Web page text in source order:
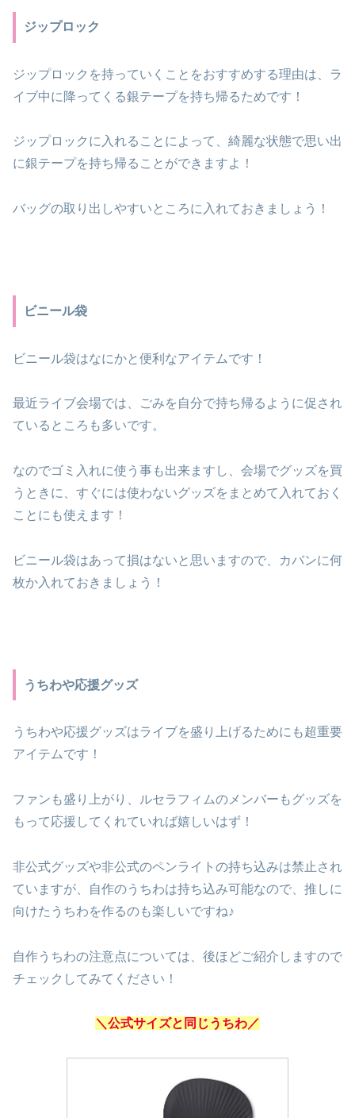
ジップロック
ジップロックを持っていくことをおすすめする理由は、ラ
イブ中に降ってくる銀テープを持ち帰るためです！
ジップロックに入れることによって、綺麗な状態で思い出
に銀テープを持ち帰ることができますよ！
バッグの取り出しやすいところに入れておきましょう！
ビニール袋
ビニール袋はなにかと便利なアイテムです！
最近ライブ会場では、ごみを自分で持ち帰るように促され
ているところも多いです。
なのでゴミ入れに使う事も出来ますし、会場でグッズを買
うときに、すぐには使わないグッズをまとめて入れておく
ことにも使えます！
ビニール袋はあって損はないと思いますので、カバンに何
枚か入れておきましょう！
うちわや応援グッズ
うちわや応援グッズはライブを盛り上げるためにも超重要
アイテムです！
ファンも盛り上がり、ルセラフィムのメンバーもグッズを
もって応援してくれていれば嬉しいはず！
非公式グッズや非公式のペンライトの持ち込みは禁止され
ていますが、自作のうちわは持ち込み可能なので、推しに
向けたうちわを作るのも楽しいですね♪
自作うちわの注意点については、後ほどご紹介しますので
チェックしてみてください！
＼公式サイズと同じうちわ／